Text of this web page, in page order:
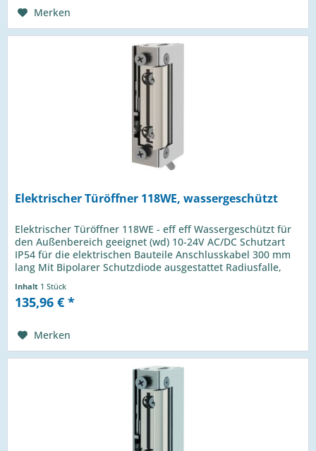
Merken
Elektrischer Türöffner 118WE, wassergeschützt
Elektrischer Türöffner 118WE - eff eff Wassergeschützt für
den Außenbereich geeignet (wd) 10-24V AC/DC Schutzart
IP54 für die elektrischen Bauteile Anschlusskabel 300 mm
lang Mit Bipolarer Schutzdiode ausgestattet Radiusfalle,
Inhalt 1 Stück
135,96 € *
Merken